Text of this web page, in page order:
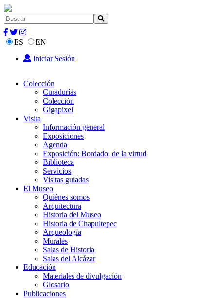
ES
EN
Iniciar Sesión
Colección
Curadurías
Colección
Gigapixel
Visita
Información general
Exposiciones
Agenda
Exposición: Bordado, de la virtud
Biblioteca
Servicios
Visitas guiadas
El Museo
Quiénes somos
Arquitectura
Historia del Museo
Historia de Chapultepec
Arqueología
Murales
Salas de Historia
Salas del Alcázar
Educación
Materiales de divulgación
Glosario
Publicaciones